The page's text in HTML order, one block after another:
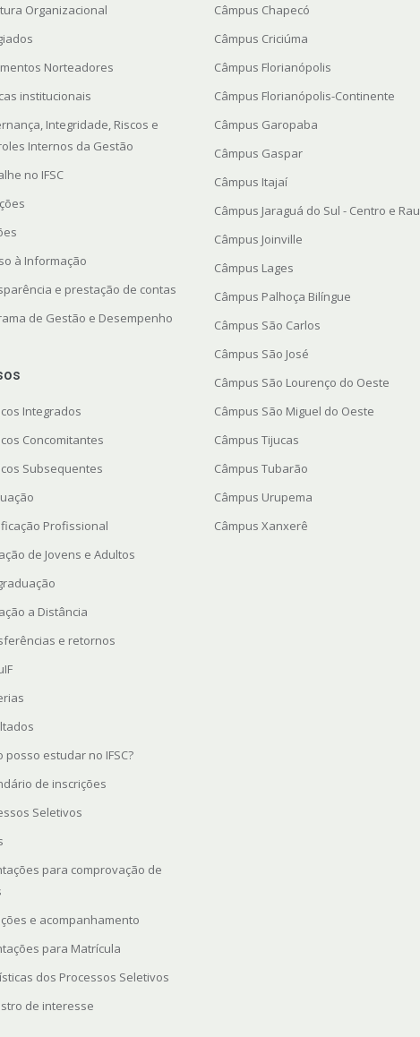
Organizacional
Norteadores
institucionais
Integridade, Riscos e
Internos da Gestão
no IFSC
à Informação
e prestação de contas
de Gestão e Desempenho
Integrados
Concomitantes
Subsequentes
Profissional
de Jovens e Adultos
a Distância
e retornos
posso estudar no IFSC?
de inscrições
Seletivos
para comprovação de
e acompanhamento
para Matrícula
dos Processos Seletivos
de interesse
Câmpus Chapecó
Câmpus Criciúma
Câmpus Florianópolis
Câmpus Florianópolis-Continente
Câmpus Garopaba
Câmpus Gaspar
Câmpus Itajaí
Câmpus Jaraguá do Sul - Centro e Rau
Câmpus Joinville
Câmpus Lages
Câmpus Palhoça Bilíngue
Câmpus São Carlos
Câmpus São José
Câmpus São Lourenço do Oeste
Câmpus São Miguel do Oeste
Câmpus Tijucas
Câmpus Tubarão
Câmpus Urupema
Câmpus Xanxerê